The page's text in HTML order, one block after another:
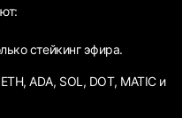
стейкинг эфира.
ADA, SOL, DOT, MATIC и